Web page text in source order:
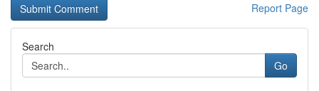
Report Page
Search
Go